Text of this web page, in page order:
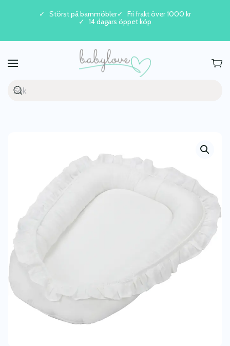
Skip to main content
Störst på barnmöbler
Fri frakt över 1000 kr
14 dagars öppet köp